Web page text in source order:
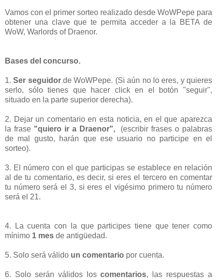
Vamos con el primer sorteo realizado desde WoWPepe para
obtener una clave que te permita acceder a la BETA de
WoW, Warlords of Draenor.
Bases del concurso.
1.Ser seguidorde WoWPepe. (Si aún no lo eres, y quieres
serlo, sólo tienes que hacer click en el botón "seguir",
situado en la parte superior derecha).
2. Dejar un comentario en esta noticia, en el que aparezca
la frase"quiero ir a Draenor",
(escribir frases o palabras
de mal gusto, harán que ese usuario no participe en el
sorteo).
3. El número con el que participas se establece en relación
al de tu comentario, es decir, si eres el tercero en comentar
tu número será el 3, si eres el vigésimo primero tu número
será el 21.
4. La cuenta con la que participes tiene que tener como
mínimo 1 mes de antigüedad.
5. Solo será válido un comentario por cuenta.
6. Solo serán válidos loscomentarios, las respuestas a